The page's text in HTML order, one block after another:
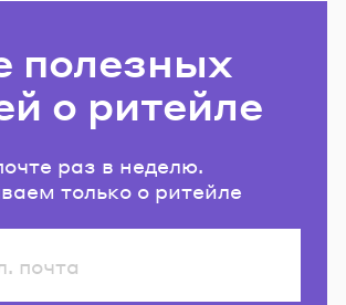
полезных
о ритейле
раз в неделю.
только о ритейле